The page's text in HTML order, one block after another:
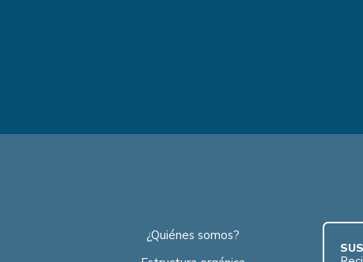
¿Quiénes somos?